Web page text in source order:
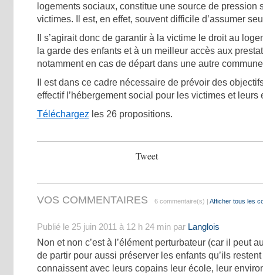
logements sociaux, constitue une source de pression
victimes. Il est, en effet, souvent difficile d’assumer
Il s’agirait donc de garantir à la victime le droit au
la garde des enfants et à un meilleur accès aux
notamment en cas de départ dans une autre
Il est dans ce cadre nécessaire de prévoir des
effectif l’hébergement social pour les victimes et leurs
Téléchargez les 26 propositions.
Tweet
VOS COMMENTAIRES 6 commentaire(s) | Afficher tous les
Publié le 25 juin 2011 à 12 h 24 min par Langlois
Non et non c’est à l’élément perturbateur (car il peut
de partir pour aussi préserver les enfants qu’ils
connaissent avec leurs copains leur école, leur